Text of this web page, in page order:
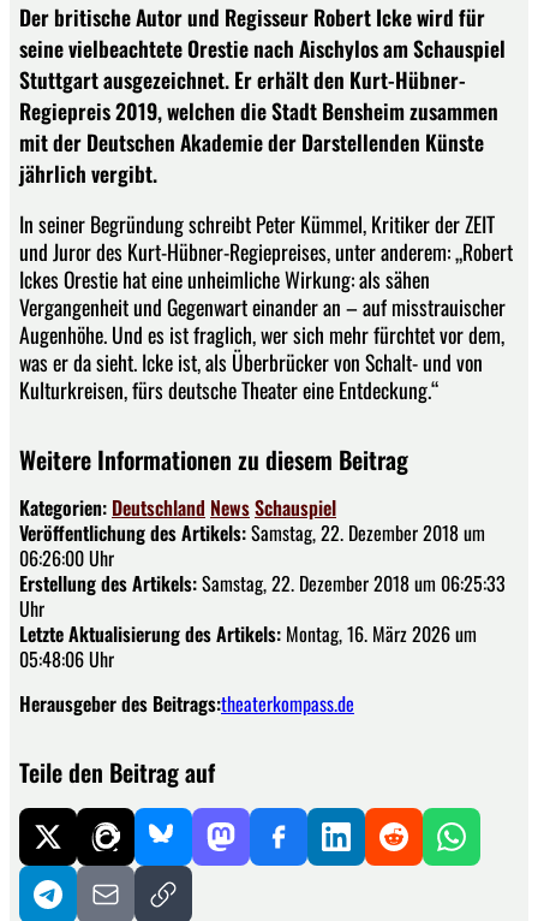
Der britische Autor und Regisseur Robert Icke wird für
seine vielbeachtete Orestie nach Aischylos am Schauspiel
Stuttgart ausgezeichnet. Er erhält den Kurt-Hübner-
Regiepreis 2019, welchen die Stadt Bensheim zusammen
mit der Deutschen Akademie der Darstellenden Künste
jährlich vergibt.
In seiner Begründung schreibt Peter Kümmel, Kritiker der ZEIT
und Juror des Kurt-Hübner-Regiepreises, unter anderem: „Robert
Ickes Orestie hat eine unheimliche Wirkung: als sähen
Vergangenheit und Gegenwart einander an – auf misstrauischer
Augenhöhe. Und es ist fraglich, wer sich mehr fürchtet vor dem,
was er da sieht. Icke ist, als Überbrücker von Schalt- und von
Kulturkreisen, fürs deutsche Theater eine Entdeckung.“
Weitere Informationen zu diesem Beitrag
Kategorien: Deutschland NewsSchauspiel
Veröffentlichung des Artikels:Samstag, 22. Dezember 2018 um
06:26:00 Uhr
Erstellung des Artikels:Samstag, 22. Dezember 2018 um 06:25:33
Uhr
Letzte Aktualisierung des Artikels: Montag, 16. März 2026 um
05:48:06 Uhr
Herausgeber des Beitrags:theaterkompass.de
Teile den Beitrag auf